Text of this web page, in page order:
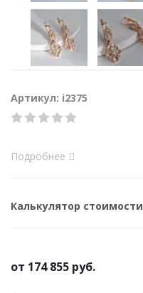
Артикул: i2375
Подробнее
Калькулятор стоимости
от 174 855 руб.